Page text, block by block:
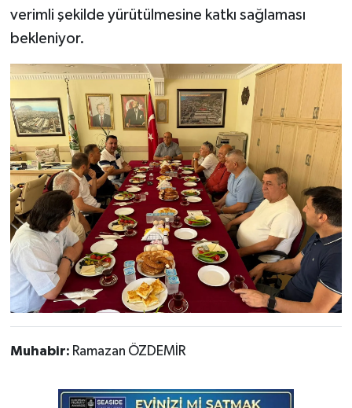
verimli şekilde yürütülmesine katkı sağlaması
bekleniyor.
Muhabir: Ramazan ÖZDEMİR